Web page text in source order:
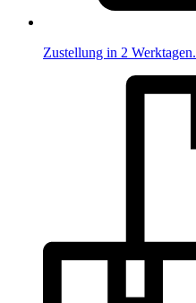
Zustellung in 2 Werktagen.